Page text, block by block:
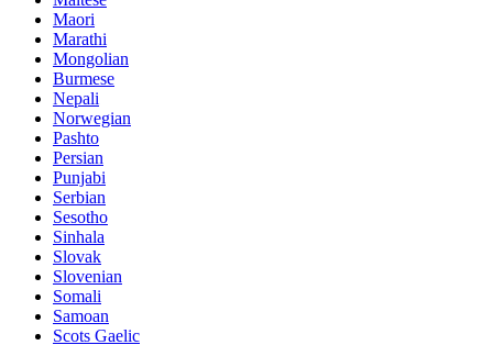
Maori
Marathi
Mongolian
Burmese
Nepali
Norwegian
Pashto
Persian
Punjabi
Serbian
Sesotho
Sinhala
Slovak
Slovenian
Somali
Samoan
Scots Gaelic